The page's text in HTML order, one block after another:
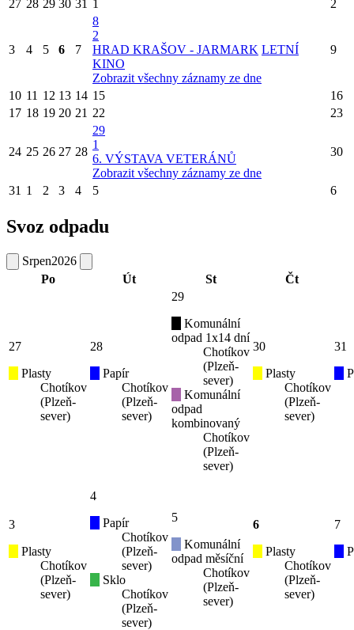
27 28 29 30 31 1 2
3 4 5 6 7
8
2
HRAD KRAŠOV - JARMARK LETNÍ
KINO
Zobrazit všechny záznamy ze dne
9
10 11 12 13 14 15
16
17 18 19 20 21 22 23
24 25 26 27 28
29
1
6. VÝSTAVA VETERÁNŮ
Zobrazit všechny záznamy ze dne
30
31 1 2 3 4 5 6
Svoz odpadu
Srpen2026
Po
Út St Čt
27
Plasty
Chotíkov
(Plzeň-
sever)
28
Papír
Chotíkov
(Plzeň-
sever)
29
Komunální
odpad 1x14 dní
Chotíkov
(Plzeň-
sever)
Komunální
odpad
kombinovaný
Chotíkov
(Plzeň-
sever)
30
Plasty
Chotíkov
(Plzeň-
sever)
31
3
Plasty
Chotíkov
(Plzeň-
sever)
4
Papír
Chotíkov
(Plzeň-
sever)
Sklo
Chotíkov
(Plzeň-
sever)
5
Komunální
odpad měsíční
Chotíkov
(Plzeň-
sever)
6
Plasty
Chotíkov
(Plzeň-
sever)
7